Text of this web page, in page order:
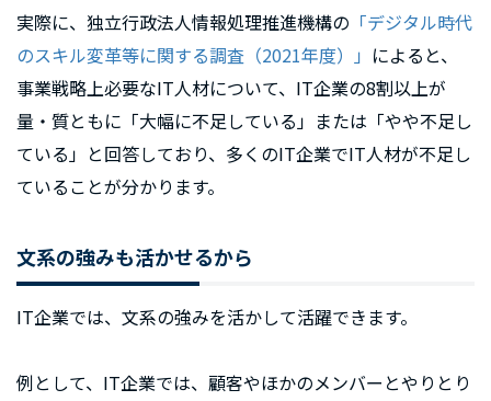
実際に、独立行政法人情報処理推進機構の 「デジタル時代
のスキル変革等に関する調査（2021年度）」 によると、
事業戦略上必要なIT人材について、IT企業の8割以上が
量・質ともに「大幅に不足している」または「やや不足し
ている」と回答しており、多くのIT企業でIT人材が不足し
ていることが分かります。
文系の強みも活かせるから
IT企業では、文系の強みを活かして活躍できます。
例として、IT企業では、顧客やほかのメンバーとやりとり